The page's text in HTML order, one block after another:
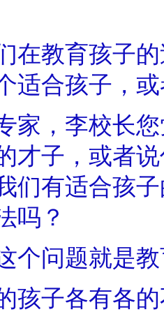
教育孩子的
适合孩子，
，李校长您
才子，或者
们有适合孩
吗？
问题就是教
子各有各的